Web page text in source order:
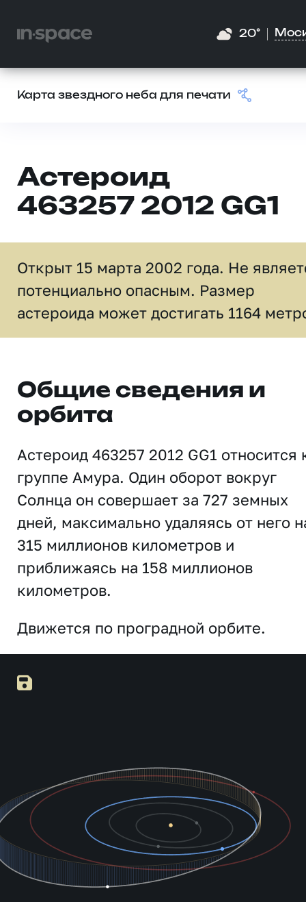
20°
Карта звездного неба для печати
Астероид
463257 2012 GG1
Открыт 15 марта 2002 года. Не
потенциально опасным. Размер
астероида может достигать 1164
Общие сведения и
орбита
Астероид 463257 2012 GG1 относится
группе Амура. Один оборот вокруг
Солнца он совершает за 727 земных
дней, максимально удаляясь от него
315 миллионов километров и
приближаясь на 158 миллионов
километров.
Движется по проградной орбите.